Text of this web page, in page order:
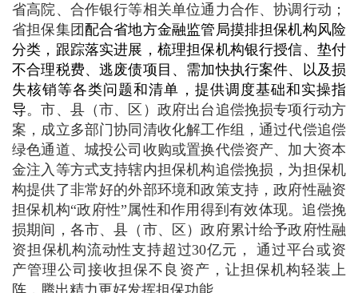
省高院、合作银行等相关单位通力合作、协调行动；
省担保集团配合省地方金融监管局摸排担保机构风险
分类，跟踪落实进展，梳理担保机构银行授信、垫付
不合理税费、逃废债项目、需加快执行案件、以及损
失核销等各类问题和清单，提供调度基础和实操指
导。市、县（市、区）政府出台追偿挽损专项行动方
案，成立多部门协同清收化解工作组，通过代偿追偿
绿色通道、城投公司收购或置换代偿资产、加大资本
金注入等方式支持辖内担保机构追偿挽损，为担保机
构提供了非常好的外部环境和政策支持，政府性融资
担保机构“政府性”属性和作用得到有效体现。追偿挽
损期间，各市、县（市、区）政府累计给予政府性融
资担保机构流动性支持超过30亿元， 通过平台或资
产管理公司接收担保不良资产，让担保机构轻装上
阵，腾出精力更好发挥担保功能。